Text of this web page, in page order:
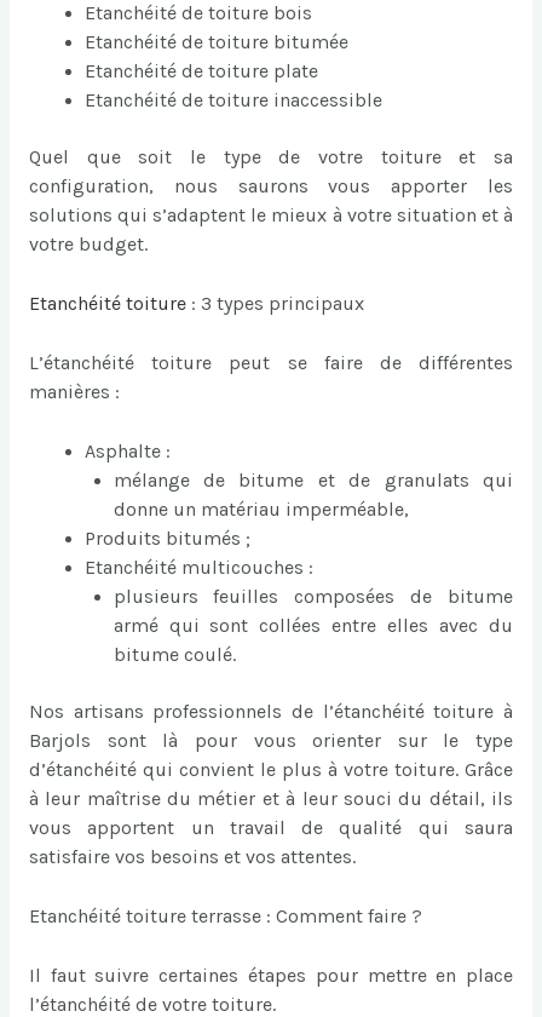
Etanchéité de toiture bois
Etanchéité de toiture bitumée
Etanchéité de toiture plate
Etanchéité de toiture inaccessible
Quel que soit le type de votre toiture et sa
configuration, nous saurons vous apporter les
solutions qui s’adaptent le mieux à votre situation et à
votre budget.
Etanchéité toiture: 3 types principaux
L’étanchéité toiture peut se faire de différentes
manières :
Asphalte :
mélange de bitume et de granulats qui
donne un matériau imperméable,
Produits bitumés ;
Etanchéité multicouches :
plusieurs feuilles composées de bitume
armé qui sont collées entre elles avec du
bitume coulé.
Nos artisans professionnels de l’étanchéité toiture à
Barjols sont là pour vous orienter sur le type
d’étanchéité qui convient le plus à votre toiture. Grâce
à leur maîtrise du métier et à leur souci du détail, ils
vous apportent un travail de qualité qui saura
satisfaire vos besoins et vos attentes.
Etanchéité toiture terrasse : Comment faire ?
Il faut suivre certaines étapes pour mettre en place
l’étanchéité de votre toiture.